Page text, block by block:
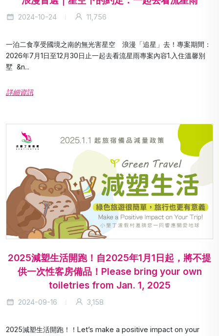
2024-10-24 11,756
一泊二食享受國境之南的無光害星空 浪漫「追星」去！專案期間：
2026年7月1日至12月30日止一起去看流星雨專案內容1.入住溫馨別
墅 &n...
詳細資訊
2025減塑生活開跑！自2025年1月1日起，將不提
供一次性客房備品！Please bring your own
toiletries from Jan. 1, 2025
2024-09-16 3,158
2025減塑生活開跑！！Let’s make a positive impact on your